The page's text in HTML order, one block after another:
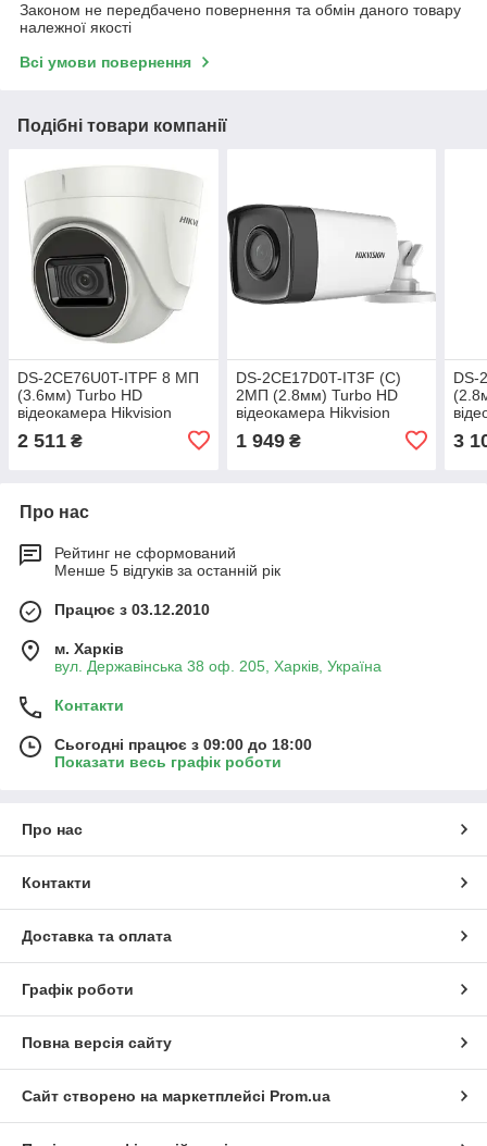
Законом не передбачено повернення та обмін даного товару
належної якості
Всі умови повернення
Подібні товари компанії
DS-2CE76U0T-ITPF 8 МП
(3.6мм) Turbo HD
відеокамера Hikvision
2 511 ₴
DS-2CE17D0T-IT3F (C)
2МП (2.8мм) Turbo HD
відеокамера Hikvision
1 949₴
DS-
3
Про нас
Рейтинг не сформований
Менше 5 відгуків за останній рік
Працює з 03.12.2010
м. Харків
вул. Державінська 38 оф. 205, Харків, Україна
Контакти
Сьогодні працює з 09:00 до 18:00
Показати весь графік роботи
Про нас
Контакти
Доставка та оплата
Графік роботи
Повна версія сайту
Сайт створено на маркетплейсі Prom.ua